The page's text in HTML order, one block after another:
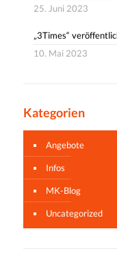
25. Juni 2023
„3Times“
10. Mai 2023
Kategorien
Angebote
Infos
MK-Blog
Uncategorized